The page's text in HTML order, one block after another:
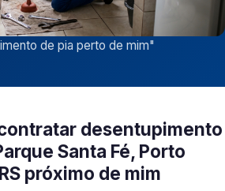
de pia perto de mim"
desentupimento
Santa Fé, Porto
próximo de mim